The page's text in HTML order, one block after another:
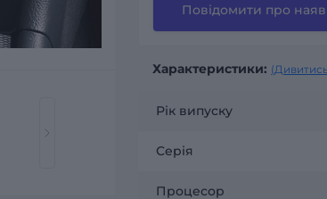
Повідомити про
Характеристики:
Рік випуску
Серія
Процесор